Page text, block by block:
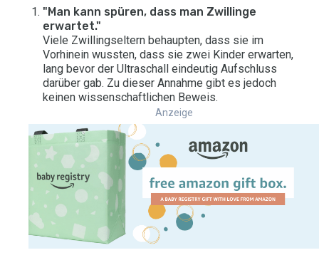
"Man kann spüren, dass man Zwillinge
erwartet."
Viele Zwillingseltern behaupten, dass sie im
Vorhinein wussten, dass sie zwei Kinder erwarten,
lang bevor der Ultraschall eindeutig Aufschluss
darüber gab. Zu dieser Annahme gibt es jedoch
keinen wissenschaftlichen Beweis.
Anzeige